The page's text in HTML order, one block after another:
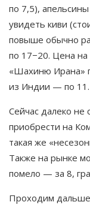
по 7,5),
увидеть киви
повыше обычно
по 17−20. Цена на
«Шахиню Ирана»
из Индии — по 11.
Сейчас далеко не
приобрести на
такая же
Также на рынке
помело — за 8,
Проходим